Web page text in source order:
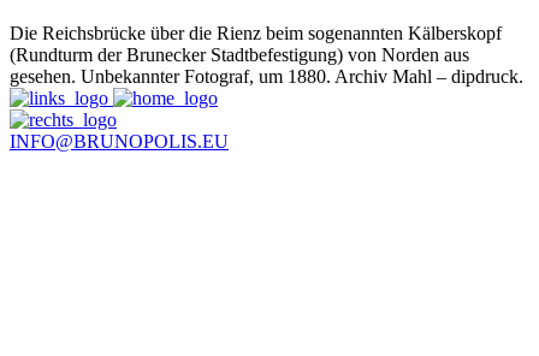
Die Reichsbrücke über die Rienz beim sogenannten Kälberskopf
(Rundturm der Brunecker Stadtbefestigung) von Norden aus
gesehen. Unbekannter Fotograf, um 1880. Archiv Mahl – dipdruck.
INFO@BRUNOPOLIS.EU